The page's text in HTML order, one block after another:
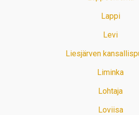
Lappi
Levi
Liesjärven
Liminka
Lohtaja
Loviisa